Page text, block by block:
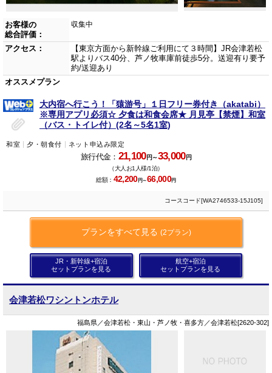
お客様の
総合評価：
収集中
アクセス：
【東京方面から新幹線ご利用にて３時間】JR会津若松
駅よりバス40分、芦ノ牧車庫前徒歩5分。送迎有り要予
約/送迎あり
オススメプラン
大内宿へ行こう！「猿游号」１日フリー券付き（akatabi）
※専用アプリ必須☆ 夕食は和食会席★ 月見亭【禁煙】和室
（バス・トイレ付）(2名～5名1室)
和室 夕・朝食付 ネット申込み限定
旅行代金： 21,100円～33,000円
（大人お1人様/1泊）
総額： 42,200円～66,000円
コースコード[WA2746533-15J105]
プランをすべて見る (2プラン)
JR・新幹線+宿泊
セットプランを見る
航空+宿泊
セットプランを見る
会津若松ワシントンホテル
福島県／会津若松・東山・芦ノ牧・喜多方／会津若松[2620-302]